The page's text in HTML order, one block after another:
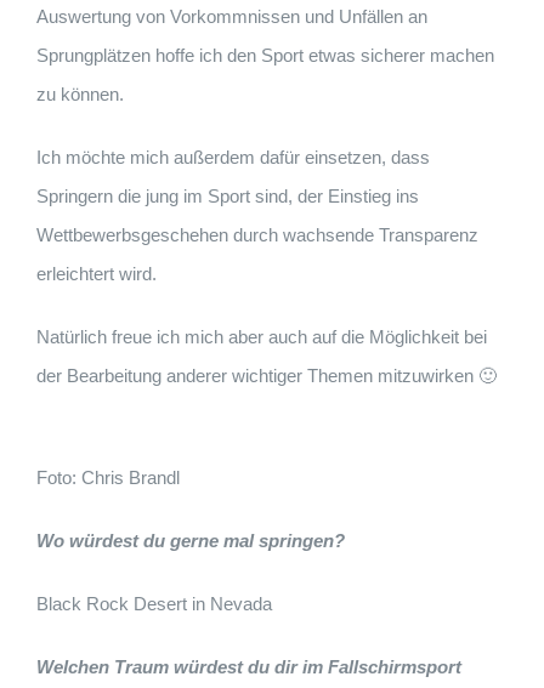
Auswertung von Vorkommnissen und Unfällen an
Sprungplätzen hoffe ich den Sport etwas sicherer machen
zu können.
Ich möchte mich außerdem dafür einsetzen, dass
Springern die jung im Sport sind, der Einstieg ins
Wettbewerbsgeschehen durch wachsende Transparenz
erleichtert wird.
Natürlich freue ich mich aber auch auf die Möglichkeit bei
der Bearbeitung anderer wichtiger Themen mitzuwirken 🙂
Foto: Chris Brandl
Wo würdest du gerne mal springen?
Black Rock Desert in Nevada
Welchen Traum würdest du dir im Fallschirmsport